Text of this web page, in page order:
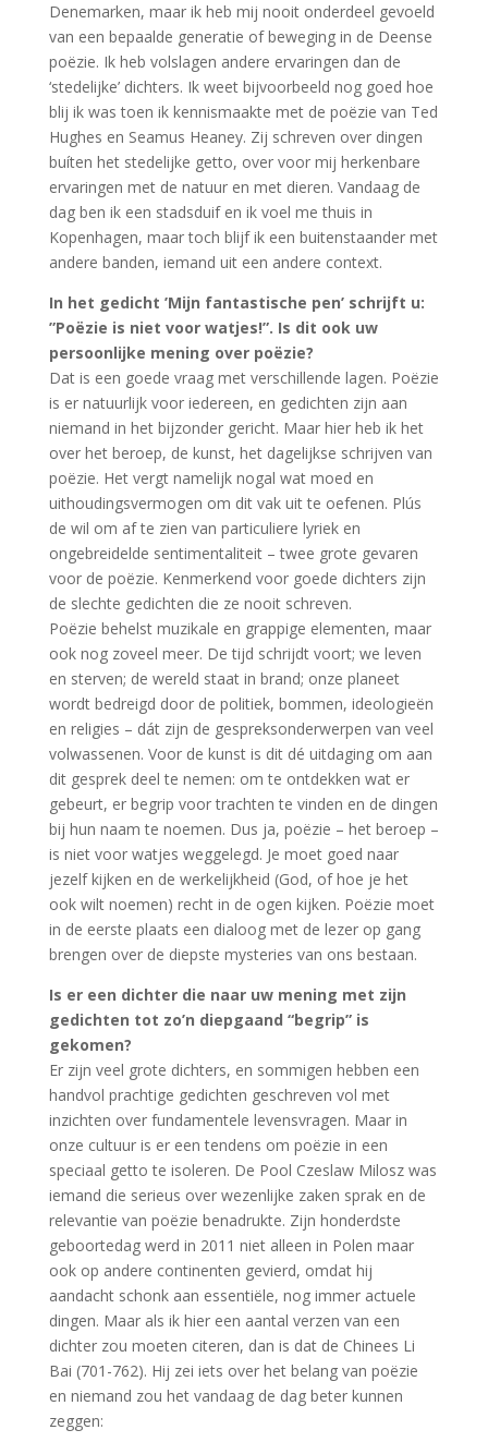
Denemarken, maar ik heb mij nooit onderdeel gevoeld
van een bepaalde generatie of beweging in de Deense
poëzie. Ik heb volslagen andere ervaringen dan de
‘stedelijke’ dichters. Ik weet bijvoorbeeld nog goed hoe
blij ik was toen ik kennismaakte met de poëzie van Ted
Hughes en Seamus Heaney. Zij schreven over dingen
buíten het stedelijke getto, over voor mij herkenbare
ervaringen met de natuur en met dieren. Vandaag de
dag ben ik een stadsduif en ik voel me thuis in
Kopenhagen, maar toch blijf ik een buitenstaander met
andere banden, iemand uit een andere context.
In het gedicht ’Mijn fantastische pen’ schrijft u:
”Poëzie is niet voor watjes!”. Is dit ook uw
persoonlijke mening over poëzie?
Dat is een goede vraag met verschillende lagen. Poëzie
is er natuurlijk voor iedereen, en gedichten zijn aan
niemand in het bijzonder gericht. Maar hier heb ik het
over het beroep, de kunst, het dagelijkse schrijven van
poëzie. Het vergt namelijk nogal wat moed en
uithoudingsvermogen om dit vak uit te oefenen. Plús
de wil om af te zien van particuliere lyriek en
ongebreidelde sentimentaliteit – twee grote gevaren
voor de poëzie. Kenmerkend voor goede dichters zijn
de slechte gedichten die ze nooit schreven.
Poëzie behelst muzikale en grappige elementen, maar
ook nog zoveel meer. De tijd schrijdt voort; we leven
en sterven; de wereld staat in brand; onze planeet
wordt bedreigd door de politiek, bommen, ideologieën
en religies – dát zijn de gespreksonderwerpen van veel
volwassenen. Voor de kunst is dit dé uitdaging om aan
dit gesprek deel te nemen: om te ontdekken wat er
gebeurt, er begrip voor trachten te vinden en de dingen
bij hun naam te noemen. Dus ja, poëzie – het beroep –
is niet voor watjes weggelegd. Je moet goed naar
jezelf kijken en de werkelijkheid (God, of hoe je het
ook wilt noemen) recht in de ogen kijken. Poëzie moet
in de eerste plaats een dialoog met de lezer op gang
brengen over de diepste mysteries van ons bestaan.
Is er een dichter die naar uw mening met zijn
gedichten tot zo’n diepgaand “begrip” is
gekomen?
Er zijn veel grote dichters, en sommigen hebben een
handvol prachtige gedichten geschreven vol met
inzichten over fundamentele levensvragen. Maar in
onze cultuur is er een tendens om poëzie in een
speciaal getto te isoleren. De Pool Czeslaw Milosz was
iemand die serieus over wezenlijke zaken sprak en de
relevantie van poëzie benadrukte. Zijn honderdste
geboortedag werd in 2011 niet alleen in Polen maar
ook op andere continenten gevierd, omdat hij
aandacht schonk aan essentiële, nog immer actuele
dingen. Maar als ik hier een aantal verzen van een
dichter zou moeten citeren, dan is dat de Chinees Li
Bai (701-762). Hij zei iets over het belang van poëzie
en niemand zou het vandaag de dag beter kunnen
zeggen: